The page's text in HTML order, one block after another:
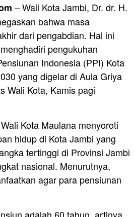
– Wali Kota Jambi, Dr. dr. H.
bahwa masa
dari pengabdian. Hal ini
pengukuhan
Indonesia (PPI) Kota
yang digelar di Aula Griya
Wali Kota, Kamis pagi
Kota Maulana menyoroti
hidup di Kota Jambi yang
tertinggi di Provinsi Jambi
nasional. Menurutnya,
agar para pensiunan